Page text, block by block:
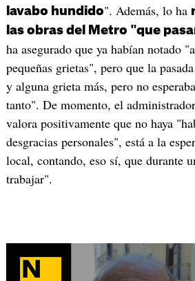
lavabo hundido". Además, lo ha
las obras del Metro "que
ha asegurado que ya habían notado
pequeñas grietas", pero que la
y alguna grieta más, pero no
tanto". De momento, el
valora positivamente que no haya
desgracias personales", está a la
local, contando, eso sí, que durante
trabajar".